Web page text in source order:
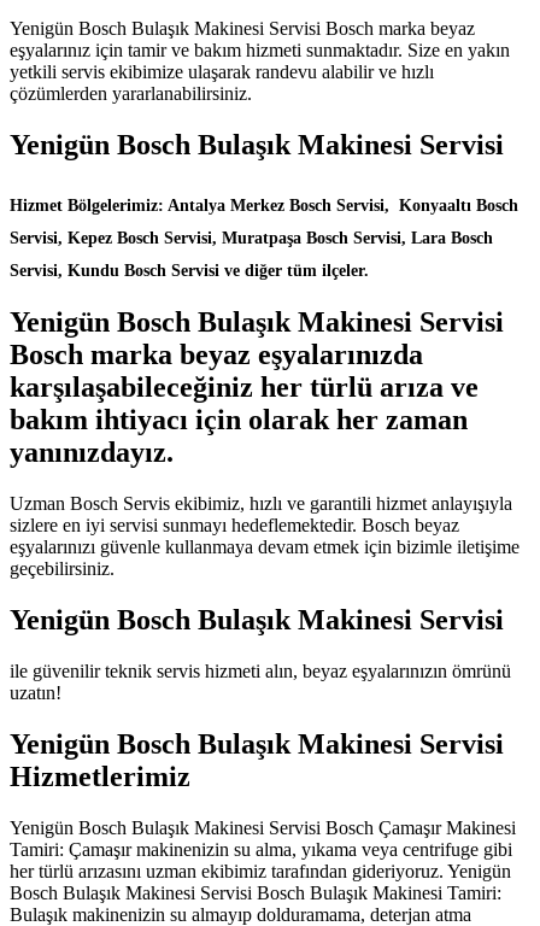
Yenigün Bosch Bulaşık Makinesi Servisi Bosch marka beyaz
eşyalarınız için tamir ve bakım hizmeti sunmaktadır. Size en yakın
yetkili servis ekibimize ulaşarak randevu alabilir ve hızlı
çözümlerden yararlanabilirsiniz.
Yenigün Bosch Bulaşık Makinesi Servisi
Hizmet Bölgelerimiz: Antalya Merkez Bosch Servisi, Konyaaltı Bosch
Servisi, Kepez Bosch Servisi, Muratpaşa Bosch Servisi, Lara Bosch
Servisi, Kundu Bosch Servisi ve diğer tüm ilçeler.
Yenigün Bosch Bulaşık Makinesi Servisi
Bosch marka beyaz eşyalarınızda
karşılaşabileceğiniz her türlü arıza ve
bakım ihtiyacı için olarak her zaman
yanınızdayız.
Uzman Bosch Servis ekibimiz, hızlı ve garantili hizmet anlayışıyla
sizlere en iyi servisi sunmayı hedeflemektedir. Bosch beyaz
eşyalarınızı güvenle kullanmaya devam etmek için bizimle iletişime
geçebilirsiniz.
Yenigün Bosch Bulaşık Makinesi Servisi
ile güvenilir teknik servis hizmeti alın, beyaz eşyalarınızın ömrünü
uzatın!
Yenigün Bosch Bulaşık Makinesi Servisi
Hizmetlerimiz
Yenigün Bosch Bulaşık Makinesi Servisi Bosch Çamaşır Makinesi
Tamiri: Çamaşır makinenizin su alma, yıkama veya centrifuge gibi
her türlü arızasını uzman ekibimiz tarafından gideriyoruz. Yenigün
Bosch Bulaşık Makinesi Servisi Bosch Bulaşık Makinesi Tamiri:
Bulaşık makinenizin su almayıp dolduramama, deterjan atma